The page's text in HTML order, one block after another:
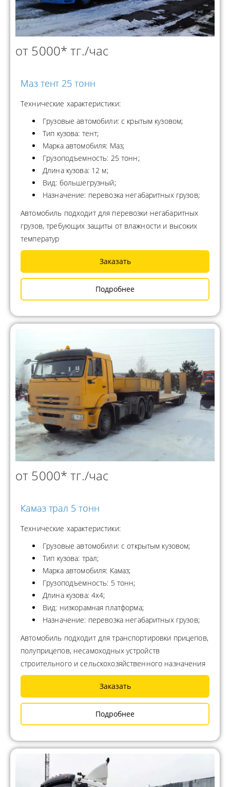
от 5000* тг./час
Маз тент 25 тонн
Технические характеристики:
Грузовые автомобили: с крытым кузовом;
Тип кузова: тент;
Марка автомобиля: Маз;
Грузоподъемность: 25 тонн;
Длина кузова: 12 м;
Вид: большегрузный;
Назначение: перевозка негабаритных грузов;
Автомобиль подходит для перевозки негабаритных
грузов, требующих защиты от влажности и высоких
температур
Заказать
Подробнее
от 5000* тг./час
Камаз трал 5 тонн
Технические характеристики:
Грузовые автомобили: с открытым кузовом;
Тип кузова: трал;
Марка автомобиля: Камаз;
Грузоподъемность: 5 тонн;
Длина кузова: 4x4;
Вид: низкорамная платформа;
Назначение: перевозка негабаритных грузов;
Автомобиль подходит для транспортировки прицепов,
полуприцепов, несамоходных устройств
строительного и сельскохозяйственного назначения
Заказать
Подробнее